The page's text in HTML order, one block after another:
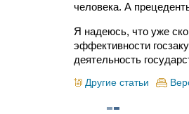
человека. А
Я надеюсь, что уже
эффективности
деятельность
Другие статьи